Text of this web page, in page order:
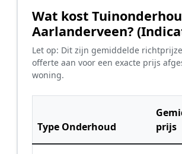
Wat kost
Aarlanderveen?
Let op: Dit zijn gemiddelde
offerte aan voor een exacte prijs
woning.
Type Onderhoud
prijs